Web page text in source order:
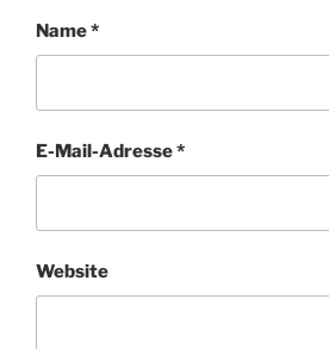
Name*
E-Mail-Adresse*
Website